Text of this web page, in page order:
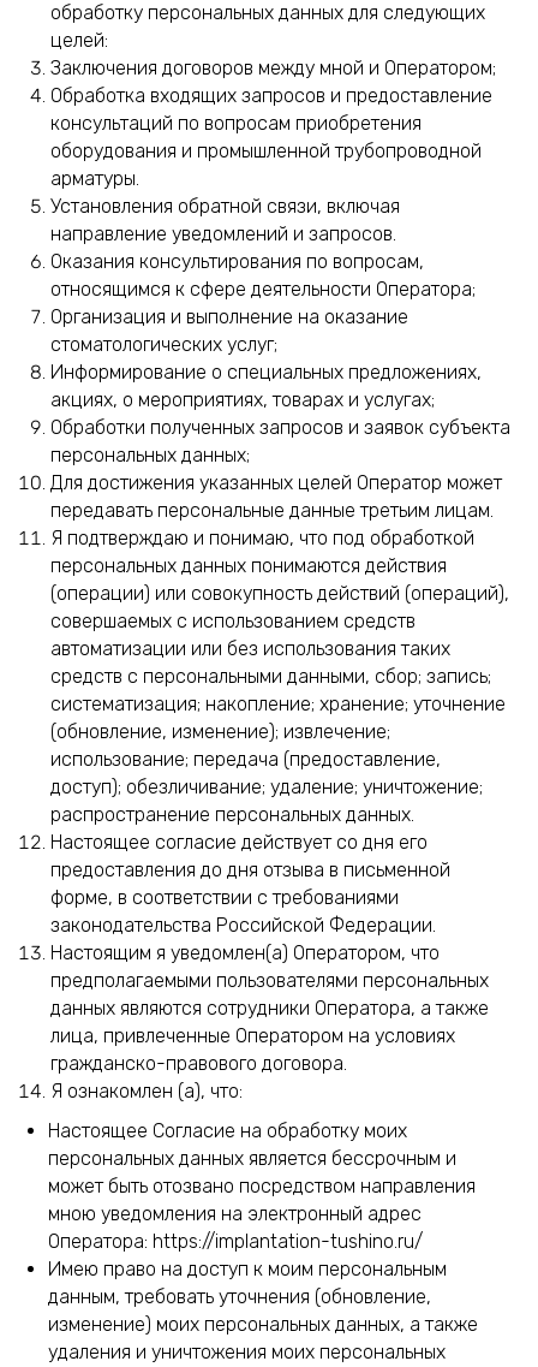
обработку персональных данных для следующих
целей:
Заключения договоров между мной и Оператором;
Обработка входящих запросов и предоставление
консультаций по вопросам приобретения
оборудования и промышленной трубопроводной
арматуры.
Установления обратной связи, включая
направление уведомлений и запросов.
Оказания консультирования по вопросам,
относящимся к сфере деятельности Оператора;
Организация и выполнение на оказание
стоматологических услуг;
Информирование о специальных предложениях,
акциях, о мероприятиях, товарах и услугах;
Обработки полученных запросов и заявок субъекта
персональных данных;
Для достижения указанных целей Оператор может
передавать персональные данные третьим лицам.
Я подтверждаю и понимаю, что под обработкой
персональных данных понимаются действия
(операции) или совокупность действий (операций),
совершаемых с использованием средств
автоматизации или без использования таких
средств с персональными данными, сбор; запись;
систематизация; накопление; хранение; уточнение
(обновление, изменение); извлечение;
использование; передача (предоставление,
доступ); обезличивание; удаление; уничтожение;
распространение персональных данных.
Настоящее согласие действует со дня его
предоставления до дня отзыва в письменной
форме, в соответствии с требованиями
законодательства Российской Федерации.
Настоящим я уведомлен(а) Оператором, что
предполагаемыми пользователями персональных
данных являются сотрудники Оператора, а также
лица, привлеченные Оператором на условиях
гражданско-правового договора.
Я ознакомлен (а), что:
Настоящее Согласие на обработку моих
персональных данных является бессрочным и
может быть отозвано посредством направления
мною уведомления на электронный адрес
Оператора: https://implantation-tushino.ru/
Имею право на доступ к моим персональным
данным, требовать уточнения (обновление,
изменение) моих персональных данных, а также
удаления и уничтожения моих персональных